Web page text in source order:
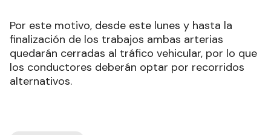
Por este motivo, desde este lunes y hasta la
finalización de los trabajos ambas arterias
quedarán cerradas al tráfico vehicular, por lo que
los conductores deberán optar por recorridos
alternativos.